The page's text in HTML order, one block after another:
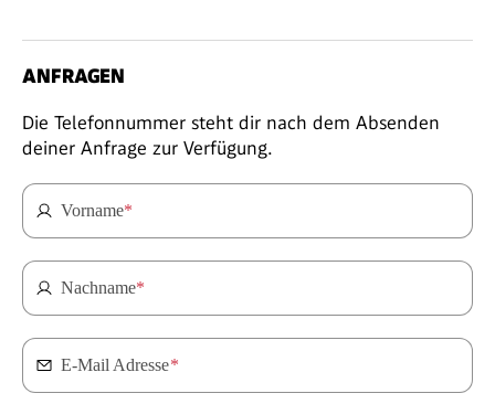
ANFRAGEN
Die Telefonnummer steht dir nach dem Absenden
deiner Anfrage zur Verfügung.
Vorname*
Nachname*
E-Mail Adresse*